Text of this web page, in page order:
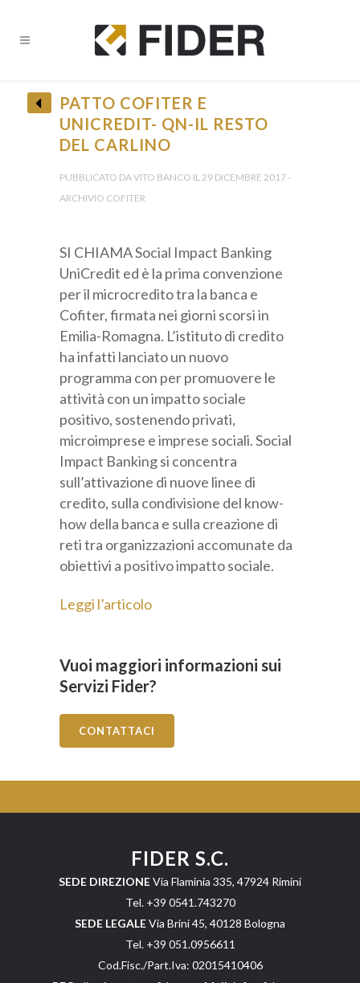
PATTO COFITER E
UNICREDIT- QN-IL RESTO
DEL CARLINO
PUBBLICATO DA VITO BANCO IL 29 DICEMBRE 2017 -
ARCHIVIO COFITER
SI CHIAMA Social Impact Banking
UniCredit ed è la prima convenzione
per il microcredito tra la banca e
Cofiter, firmata nei giorni scorsi in
Emilia-Romagna. L’istituto di credito
ha infatti lanciato un nuovo
programma con per promuovere le
attività con un impatto sociale
positivo, sostenendo privati,
microimprese e imprese sociali. Social
Impact Banking si concentra
sull’attivazione di nuove linee di
credito, sulla condivisione del know-
how della banca e sulla creazione di
reti tra organizzazioni accomunate da
obiettivi a positivo impatto sociale.
Leggi l’articolo
Vuoi maggiori informazioni sui
Servizi Fider?
CONTATTACI
FIDER S.C.
SEDE DIREZIONEVia Flaminia 335, 47924 Rimini
Tel. +39 0541.743270
SEDE LEGALEVia Brini 45, 40128 Bologna
Tel. +39 051.0956611
Cod.Fisc./Part.Iva: 02015410406